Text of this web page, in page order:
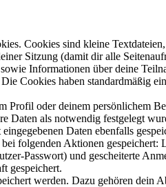
Cookies sind kleine
Sitzung (damit dir alle
Informationen über deine
Cookies haben standardmäßig
oder deinem persönlichem
als notwendig festgelegt
Daten ebenfalls
folgenden Aktionen
Passwort) und gescheiterte
gespeichert.
werden. Dazu gehören dein